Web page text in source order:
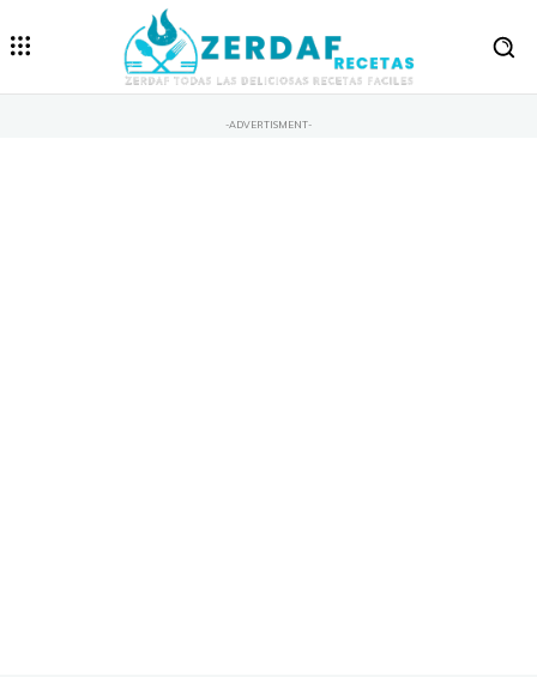
-ADVERTISMENT-